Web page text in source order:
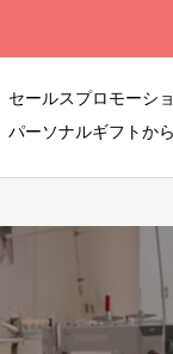
セールスプロモーシ
パーソナルギフトか